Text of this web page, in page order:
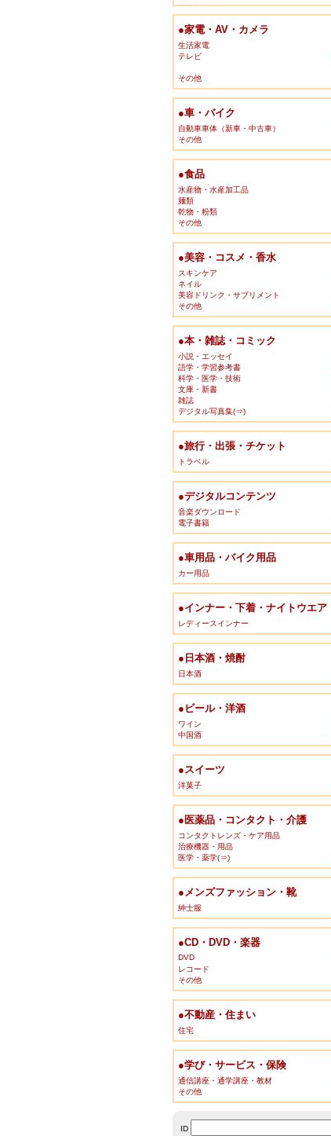
●家電・AV・カメラ
生活家電
テレビ
その他
●車・バイク
自動車車体（新車・中古車）
その他
●食品
水産物・水産加工品
麺類
乾物・粉類
その他
●美容・コスメ・香水
スキンケア
ネイル
美容ドリンク・サプリメント
その他
●本・雑誌・コミック
小説・エッセイ
語学・学習参考書
科学・医学・技術
文庫・新書
雑誌
デジタル写真集(⇒)
●旅行・出張・チケット
トラベル
●デジタルコンテンツ
音楽ダウンロード
電子書籍
●車用品・バイク用品
カー用品
●インナー・下着・ナイトウエア
レディースインナー
●日本酒・焼酎
日本酒
●ビール・洋酒
ワイン
中国酒
●スイーツ
洋菓子
●医薬品・コンタクト・介護
コンタクトレンズ・ケア用品
治療機器・用品
医学・薬学(⇒)
●メンズファッション・靴
紳士服
●CD・DVD・楽器
DVD
レコード
その他
●不動産・住まい
住宅
●学び・サービス・保険
通信講座・通学講座・教材
その他
ID